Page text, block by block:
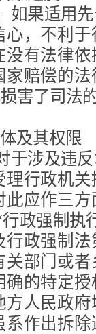
如果适用
，不利
有法律
赔偿的
害了司法
及其权限
于涉及违
理行政机
应作三
政强制执
行政强制
部门或
的特定
人民政
作出拆